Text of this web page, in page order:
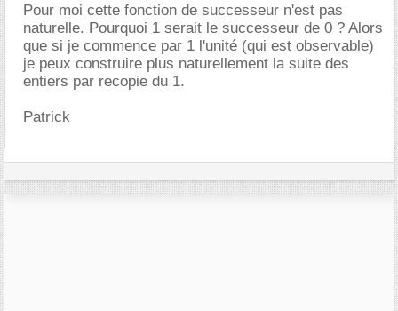
Pour moi cette fonction de successeur n'est pas
naturelle. Pourquoi 1 serait le successeur de 0 ? Alors
que si je commence par 1 l'unité (qui est observable)
je peux construire plus naturellement la suite des
entiers par recopie du 1.
Patrick